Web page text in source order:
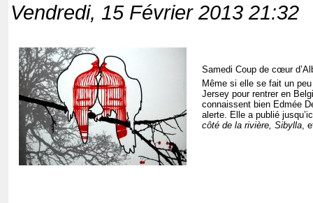
Vendredi, 15 Février 2013 21:32
Samedi Coup de cœur
Même si elle se fait un
Jersey pour rentrer en
connaissent bien Edmée
alerte. Elle a publié
côté de la rivière, Sibylla,